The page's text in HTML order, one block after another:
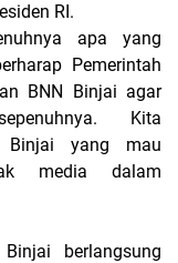
RI.
apa yang
Pemerintah
BNN Binjai agar
Kita
Binjai yang mau
media dalam
berlangsung